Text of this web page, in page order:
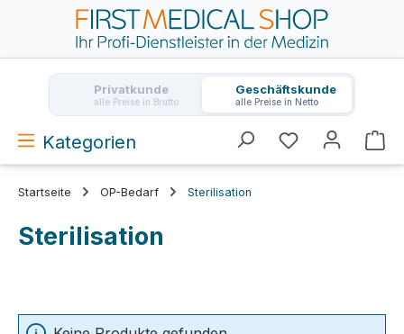
Zum Hauptinhalt springen
Privatkunde
alle Preise in Brutto
Geschäftskunde
alle Preise in Netto
Kategorien
Startseite OP-Bedarf Sterilisation
Sterilisation